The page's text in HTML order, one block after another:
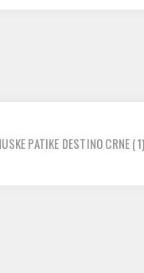
PATIKE DESTINO CRNE(1)